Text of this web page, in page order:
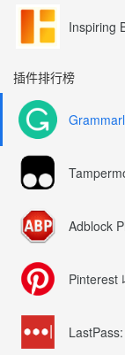
Inspiring
插件排行榜
Pinterest